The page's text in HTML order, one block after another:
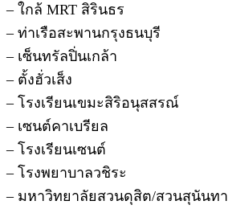
– ใกล้ MRT สิรินธร
– ท่าเรือสะพานกรุงธนบุรี
– เซ็นทรัลปิ่นเกล้า
– ตั้งฮั่วเส็ง
– โรงเรียนเขมะสิริอนุสสรณ์
– เซนต์คาเบรียล
– โรงเรียนเซนต์
– โรงพยาบาลวชิระ
– มหาวิทยาลัยสวนดุสิต/สวนสุนันทา